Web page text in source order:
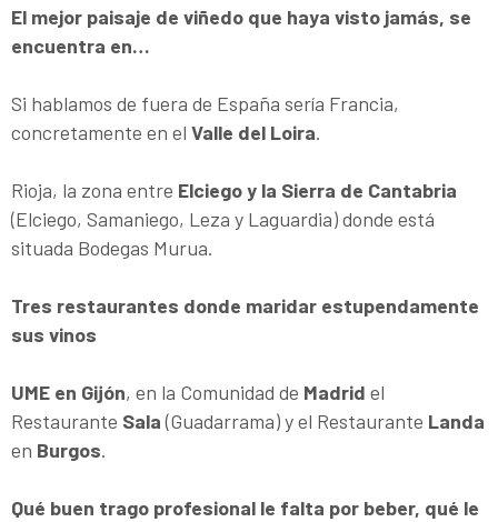
El mejor paisaje de viñedo que haya visto jamás, se
encuentra en…
Si hablamos de fuera de España sería Francia,
concretamente en el Valle del Loira.
Rioja, la zona entre Elciego y la Sierra de Cantabria
(Elciego, Samaniego, Leza y Laguardia) donde está
situada Bodegas Murua.
Tres restaurantes donde maridar estupendamente
sus vinos
UME en Gijón, en la Comunidad de Madrid el
Restaurante Sala(Guadarrama) y el Restaurante Landa
en Burgos.
Qué buen trago profesional le falta por beber, qué le